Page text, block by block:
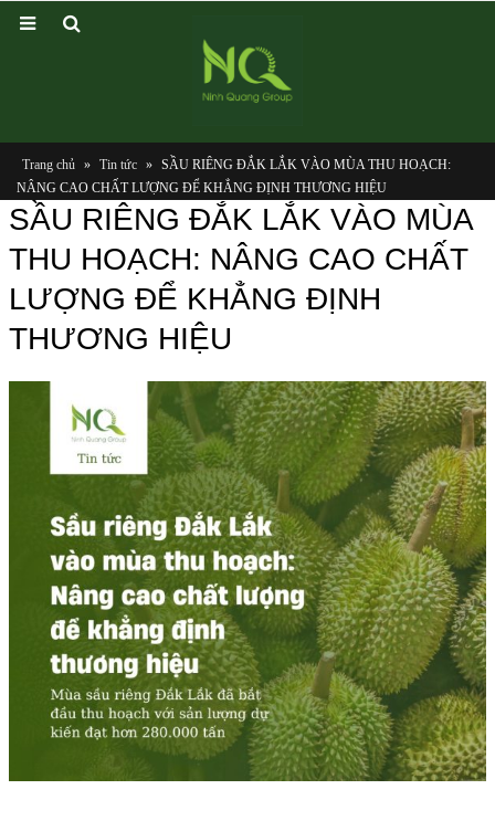
Trang chủ » Tin tức » SẦU RIÊNG ĐẮK LẮK VÀO MÙA THU HOẠCH:
NÂNG CAO CHẤT LƯỢNG ĐỂ KHẲNG ĐỊNH THƯƠNG HIỆU
SẦU RIÊNG ĐẮK LẮK VÀO MÙA
THU HOẠCH: NÂNG CAO CHẤT
LƯỢNG ĐỂ KHẲNG ĐỊNH
THƯƠNG HIỆU